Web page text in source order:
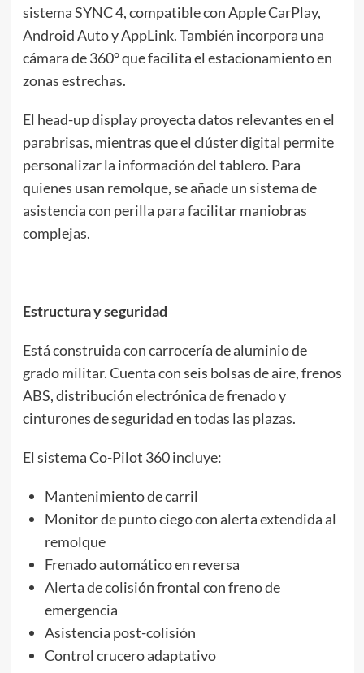
sistema SYNC 4, compatible con Apple CarPlay,
Android Auto y AppLink. También incorpora una
cámara de 360° que facilita el estacionamiento en
zonas estrechas.
El head-up display proyecta datos relevantes en el
parabrisas, mientras que el clúster digital permite
personalizar la información del tablero. Para
quienes usan remolque, se añade un sistema de
asistencia con perilla para facilitar maniobras
complejas.
Estructura y seguridad
Está construida con carrocería de aluminio de
grado militar. Cuenta con seis bolsas de aire, frenos
ABS, distribución electrónica de frenado y
cinturones de seguridad en todas las plazas.
El sistema Co-Pilot 360 incluye:
Mantenimiento de carril
Monitor de punto ciego con alerta extendida al
remolque
Frenado automático en reversa
Alerta de colisión frontal con freno de
emergencia
Asistencia post-colisión
Control crucero adaptativo